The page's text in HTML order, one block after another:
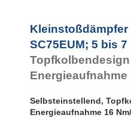
SC²190
SC²650
MA30 bis MA900
PET20 bis
PET27
Kleinstoßdämpfer
SC75EUM; 5 bis 7
Energieaufnahme
Selbsteinstellend,
Energieaufnahme 16